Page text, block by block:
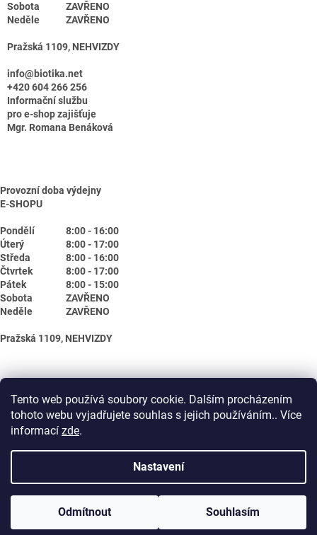
Tento web používá soubory cookie. Dalším procházením
tohoto webu vyjadřujete souhlas s jejich používáním.. Více
informací zde.
Nastavení
Odmítnout Souhlasím
Sobota
ZAVŘENO
Neděle
ZAVŘENO
Pražská 1109, NEHVIZDY
info@biotika.net
+420 604 266 256
Informační službu
pro e-shop zajišťuje
Mgr. Romana Benáková
Provozní doba výdejny
E-SHOPU
Pondělí
8:00 - 16:00
Úterý
8:00 - 17:00
Středa
8:00 - 16:00
Čtvrtek
8:00 - 17:00
Pátek
8:00 - 15:00
Sobota
ZAVŘENO
Neděle
ZAVŘENO
Pražská 1109, NEHVIZDY
Vytvořil Shoptet
Copyright 2026Biotika.net . Všechna práva vyhrazena.